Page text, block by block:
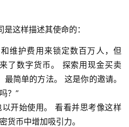
这样描述其使命的：
维护费用来锁定数百万人，但
了数字货币。 探索用现金买卖
简单的方法。 这是你的邀请。
？”
开始使用。 看看并思考像这样
货币中增加吸引力。